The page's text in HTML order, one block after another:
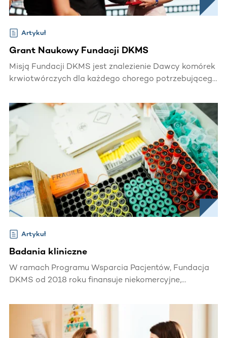
Artykuł
Grant Naukowy Fundacji DKMS
Misją Fundacji DKMS jest znalezienie Dawcy komórek
krwiotwórczych dla każdego chorego potrzebującego
projekty, które mają na celu poprawę jakości leczenia
Pacjentów i wspieranie rozwoju transplantologii.
Artykuł
Badania kliniczne
W ramach Programu Wsparcia Pacjentów, Fundacja
DKMS od 2018 roku finansuje niekomercyjne,
leczeniu chorych na choroby hematologiczne, m.in.
ostre białaczki.